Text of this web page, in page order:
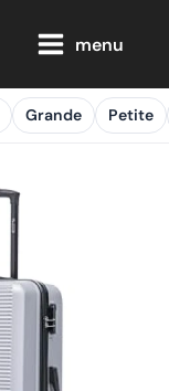
menu
Grande Petite